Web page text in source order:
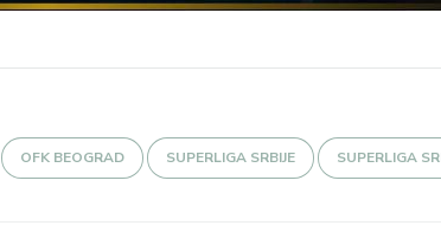
OFK BEOGRAD SUPERLIGA SRBIJE SUPERLIGA